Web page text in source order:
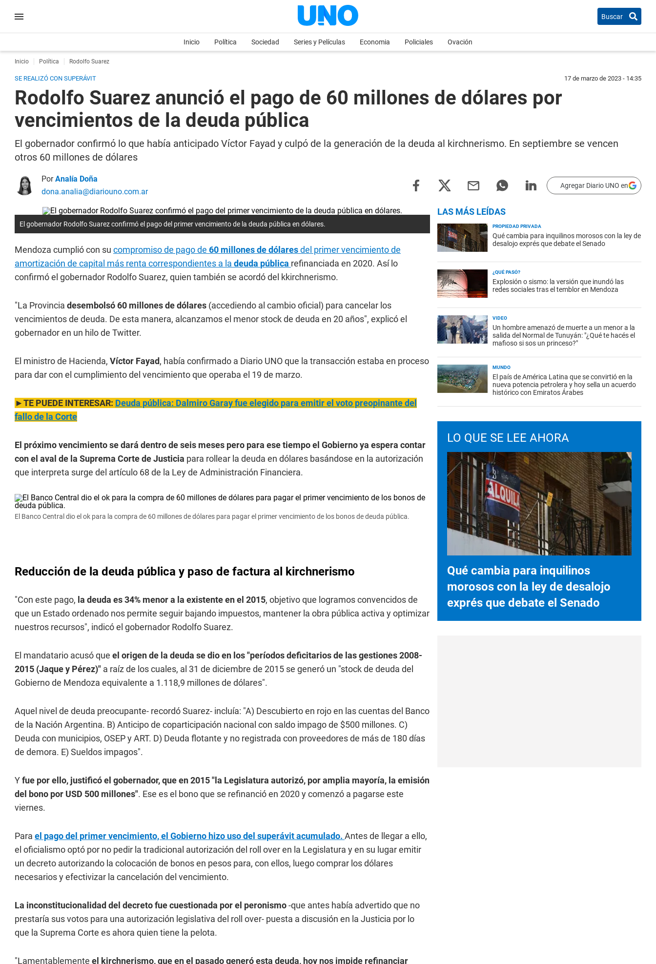
Buscar
Inicio Política Sociedad Series y Películas Economia Policiales Ovación
Inicio Política Rodolfo Suarez
SE REALIZÓ CON SUPERÁVIT 17 de marzo de 2023 - 14:35
Rodolfo Suarez anunció el pago de 60 millones de dólares por
vencimientos de la deuda pública
El gobernador confirmó lo que había anticipado Víctor Fayad y culpó de la generación de la deuda al kirchnerismo. En septiembre se vencen
otros 60 millones de dólares
PorAnalía Doña
dona.analia@diariouno.com.ar
Agregar Diario UNO en
El gobernador Rodolfo Suarez confirmó el pago del primer vencimiento de la deuda pública en dólares.
Mendoza cumplió con su compromiso de pago de 60 millones de dólaresdel primer vencimiento de
amortización de capital más renta correspondientes a la deuda pública refinanciada en 2020. Así lo
confirmó el gobernador Rodolfo Suarez, quien también se acordó del kkirchnerismo.
"La Provincia desembolsó 60 millones de dólares (accediendo al cambio oficial) para cancelar los
vencimientos de deuda. De esta manera, alcanzamos el menor stock de deuda en 20 años", explicó el
gobernador en un hilo de Twitter.
El ministro de Hacienda, Víctor Fayad, había confirmado a Diario UNO que la transacción estaba en proceso
para dar con el cumplimiento del vencimiento que operaba el 19 de marzo.
►TE PUEDE INTERESAR: Deuda pública: Dalmiro Garay fue elegido para emitir el voto preopinante del
fallo de la Corte
El próximo vencimiento se dará dentro de seis meses pero para ese tiempo el Gobierno ya espera contar
con el aval de la Suprema Corte de Justicia para rollear la deuda en dólares basándose en la autorización
que interpreta surge del artículo 68 de la Ley de Administración Financiera.
El Banco Central dio el ok para la compra de 60 millones de dólares para pagar el primer vencimiento de los bonos de deuda pública.
Reducción de la deuda pública y paso de factura al kirchnerismo
"Con este pago, la deuda es 34% menor a la existente en el 2015, objetivo que logramos convencidos de
que un Estado ordenado nos permite seguir bajando impuestos, mantener la obra pública activa y optimizar
nuestros recursos", indicó el gobernador Rodolfo Suarez.
El mandatario acusó que el origen de la deuda se dio en los "períodos deficitarios de las gestiones 2008-
2015 (Jaque y Pérez)" a raíz de los cuales, al 31 de diciembre de 2015 se generó un "stock de deuda del
Gobierno de Mendoza equivalente a 1.118,9 millones de dólares".
Aquel nivel de deuda preocupante- recordó Suarez- incluía: "A) Descubierto en rojo en las cuentas del Banco
de la Nación Argentina. B) Anticipo de coparticipación nacional con saldo impago de $500 millones. C)
Deuda con municipios, OSEP y ART. D) Deuda flotante y no registrada con proveedores de más de 180 días
de demora. E) Sueldos impagos".
Yfue por ello, justificó el gobernador, que en 2015 "la Legislatura autorizó, por amplia mayoría, la emisión
del bono por USD 500 millones". Ese es el bono que se refinanció en 2020 y comenzó a pagarse este
viernes.
Para el pago del primer vencimiento, el Gobierno hizo uso del superávit acumulado. Antes de llegar a ello,
el oficialismo optó por no pedir la tradicional autorización del roll over en la Legislatura y en su lugar emitir
un decreto autorizando la colocación de bonos en pesos para, con ellos, luego comprar los dólares
necesarios y efectivizar la cancelación del vencimiento.
La inconstitucionalidad del decreto fue cuestionada por el peronismo-que antes había advertido que no
prestaría sus votos para una autorización legislativa del roll over- puesta a discusión en la Justicia por lo
que la Suprema Corte es ahora quien tiene la pelota.
"Lamentablemente el kirchnerismo, que en el pasado generó esta deuda, hoy nos impide refinanciar
LAS MÁS LEÍDAS
PROPIEDAD PRIVADA
Qué cambia para inquilinos morosos con la ley de
desalojo exprés que debate el Senado
¿QUÉ PASÓ?
Explosión o sismo: la versión que inundó las
redes sociales tras el temblor en Mendoza
VIDEO
Un hombre amenazó de muerte a un menor a la
salida del Normal de Tunuyán: "¿Qué te hacés el
mafioso si sos un princeso?"
MUNDO
El país de América Latina que se convirtió en la
nueva potencia petrolera y hoy sella un acuerdo
histórico con Emiratos Árabes
LO QUE SE LEE AHORA
Qué cambia para inquilinos
morosos con la ley de desalojo
exprés que debate el Senado